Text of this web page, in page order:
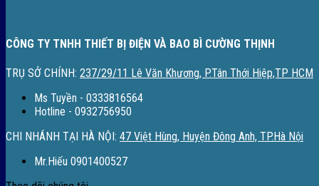
CÔNG TY TNHH THIẾT BỊ ĐIỆN VÀ BAO BÌ CƯỜNG THỊNH
TRỤ SỞ CHÍNH: 237/29/11 Lê Văn Khương, P.Tân Thới Hiệp,TP HCM
Ms Tuyền - 0333816564
Hotline - 0932756950
CHI NHÁNH TẠI HÀ NỘI: 47 Việt Hùng, Huyện Đông Anh, TP.Hà Nội
Mr.Hiếu 0901400527